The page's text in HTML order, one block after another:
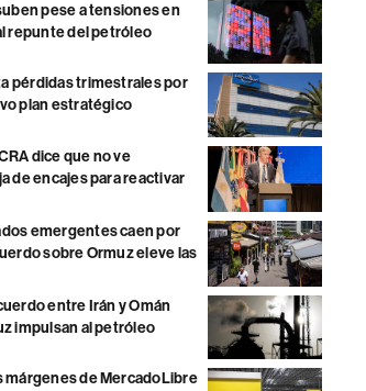
pese a tensiones en
repunte del petróleo
pérdidas trimestrales por
plan estratégico
dice que no ve
de encajes para reactivar
emergentes caen por
sobre Ormuz eleve las
entre Irán y Omán
impulsan al petróleo
márgenes de MercadoLibre